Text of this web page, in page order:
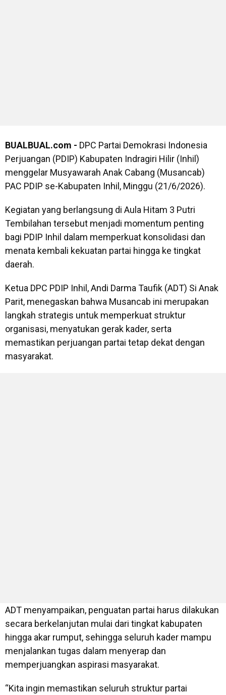
BUALBUAL.com - DPC Partai Demokrasi Indonesia
Perjuangan (PDIP) Kabupaten Indragiri Hilir (Inhil)
menggelar Musyawarah Anak Cabang (Musancab)
PAC PDIP se-Kabupaten Inhil, Minggu (21/6/2026).
Kegiatan yang berlangsung di Aula Hitam 3 Putri
Tembilahan tersebut menjadi momentum penting
bagi PDIP Inhil dalam memperkuat konsolidasi dan
menata kembali kekuatan partai hingga ke tingkat
daerah.
Ketua DPC PDIP Inhil, Andi Darma Taufik (ADT) Si Anak
Parit, menegaskan bahwa Musancab ini merupakan
langkah strategis untuk memperkuat struktur
organisasi, menyatukan gerak kader, serta
memastikan perjuangan partai tetap dekat dengan
masyarakat.
ADT menyampaikan, penguatan partai harus dilakukan
secara berkelanjutan mulai dari tingkat kabupaten
hingga akar rumput, sehingga seluruh kader mampu
menjalankan tugas dalam menyerap dan
memperjuangkan aspirasi masyarakat.
“Kita ingin memastikan seluruh struktur partai